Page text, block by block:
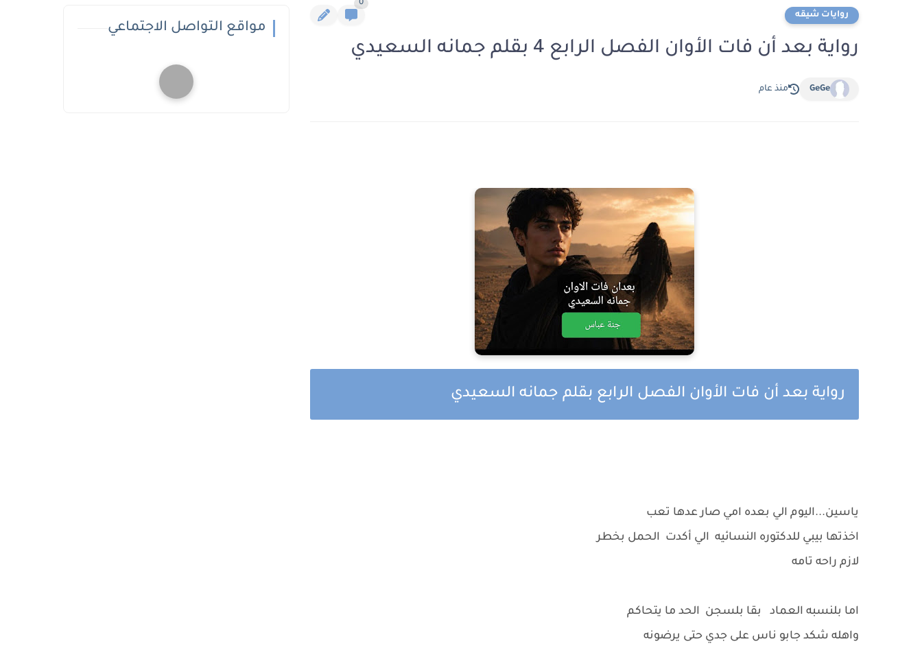
روايات شيقه
0
رواية بعد أن فات الأوان الفصل الرابع 4 بقلم جمانه السعيدي
GeGe منذ عام
رواية بعد أن فات الأوان الفصل الرابع بقلم جمانه السعيدي
ياسين...اليوم الي بعده امي صار عدها تعب
اخذتها بيبي للدكتوره النسائيه الي أكدت الحمل بخطر
لازم راحه تامه
اما بلنسبه العماد بقا بلسجن الحد ما يتحاكم
واهله شكد جابو ناس على جدي حتى يرضونه
مواقع التواصل الاجتماعي